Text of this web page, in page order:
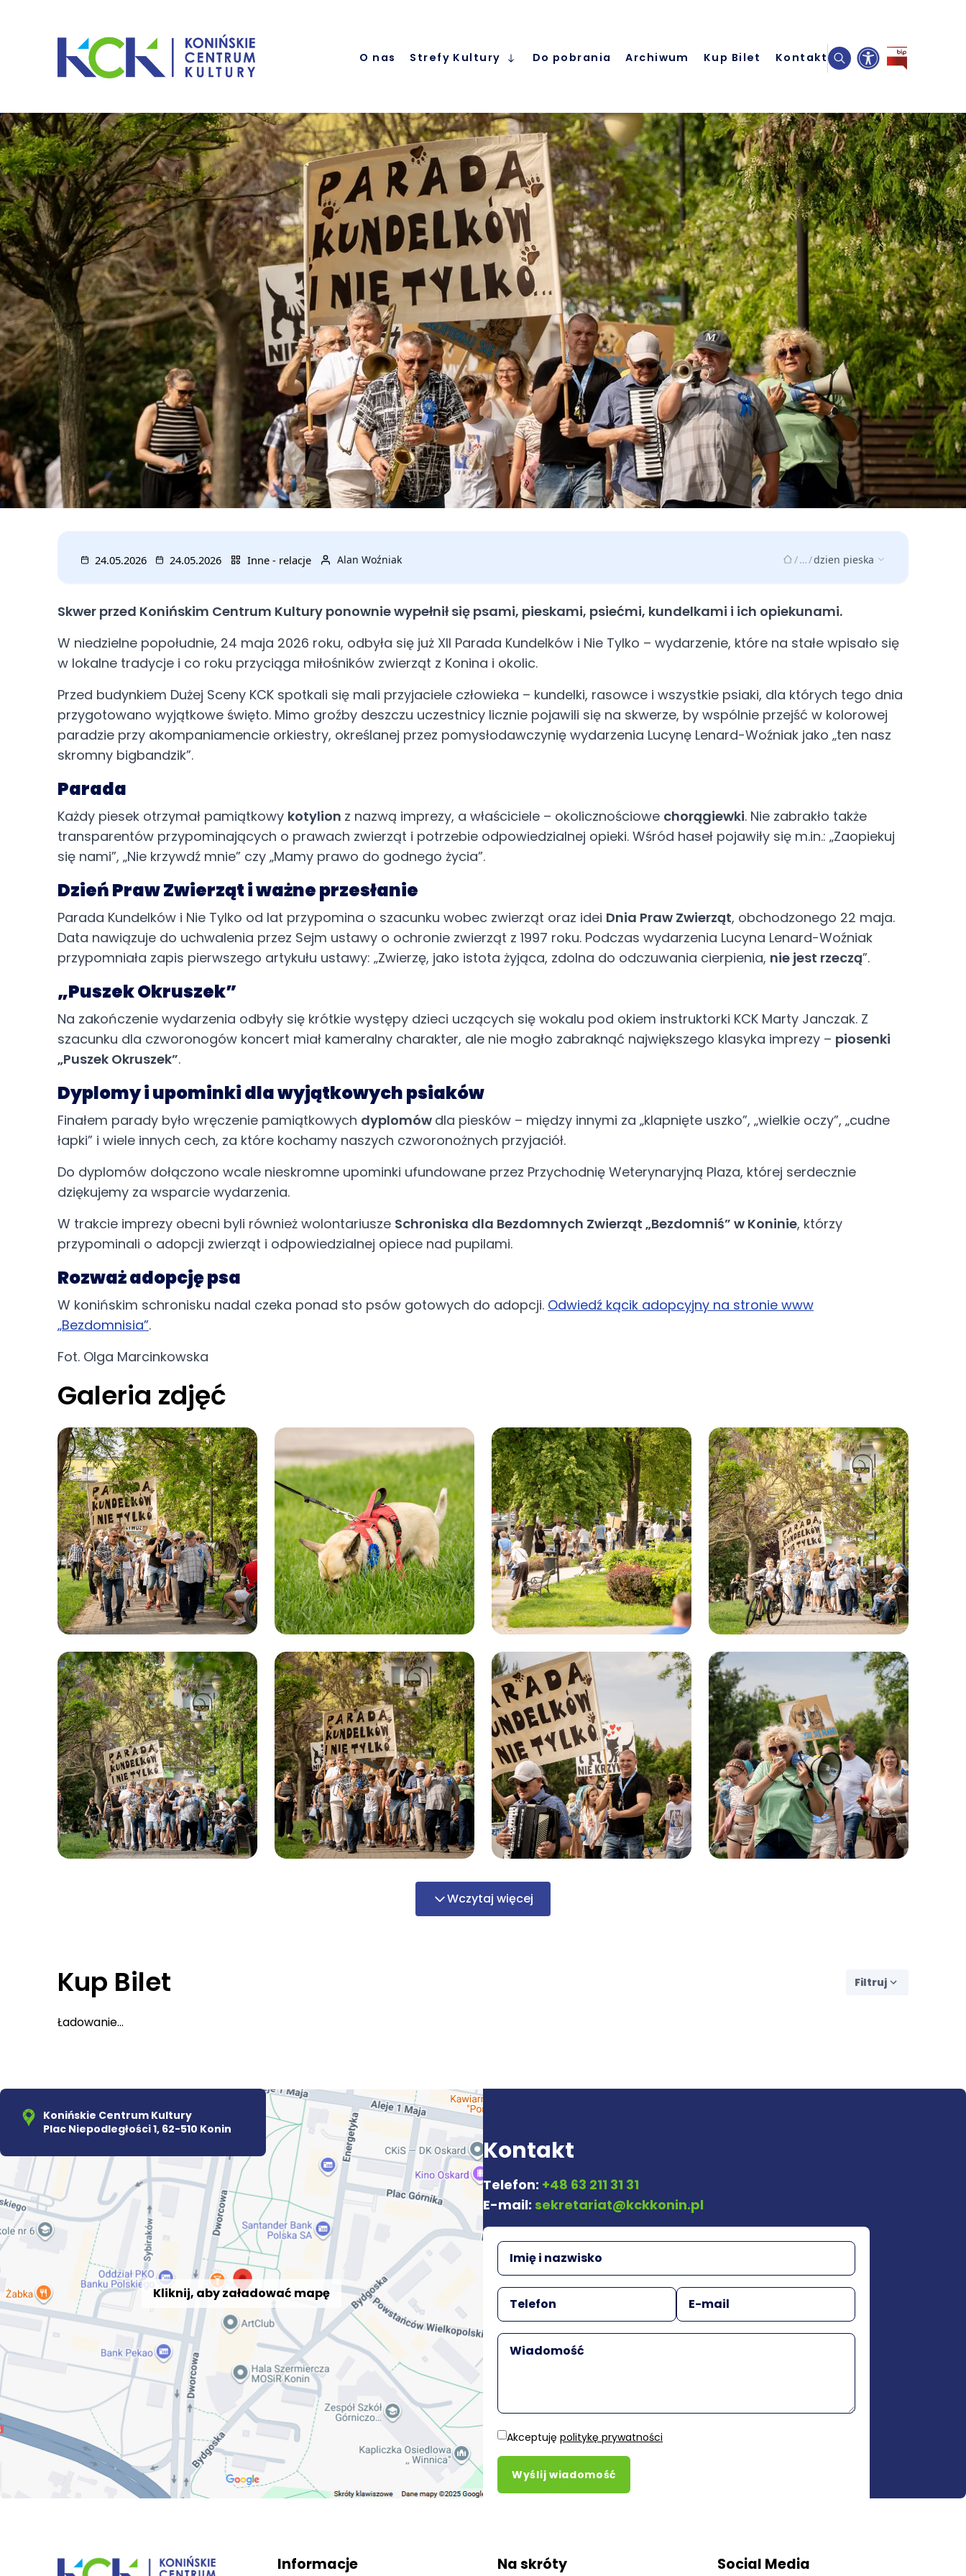
O nas Strefy Kultury Do pobrania Archiwum Kup Bilet Kontakt
Dzień Pieska
24.05.2026 24.05.2026 Inne - relacje Alan Woźniak /…/dzien pieska
Skwer przed Konińskim Centrum Kultury ponownie wypełnił się psami, pieskami, psiećmi, kundelkami i ich opiekunami.
W niedzielne popołudnie, 24 maja 2026 roku, odbyła się już XII Parada Kundelków i Nie Tylko – wydarzenie, które na stałe wpisało się
w lokalne tradycje i co roku przyciąga miłośników zwierząt z Konina i okolic.
Przed budynkiem Dużej Sceny KCK spotkali się mali przyjaciele człowieka – kundelki, rasowce i wszystkie psiaki, dla których tego dnia
przygotowano wyjątkowe święto. Mimo groźby deszczu uczestnicy licznie pojawili się na skwerze, by wspólnie przejść w kolorowej
paradzie przy akompaniamencie orkiestry, określanej przez pomysłodawczynię wydarzenia Lucynę Lenard-Woźniak jako „ten nasz
skromny bigbandzik”.
Parada
Każdy piesek otrzymał pamiątkowy kotylion z nazwą imprezy, a właściciele – okolicznościowe chorągiewki. Nie zabrakło także
transparentów przypominających o prawach zwierząt i potrzebie odpowiedzialnej opieki. Wśród haseł pojawiły się m.in.: „Zaopiekuj
się nami”, „Nie krzywdź mnie” czy „Mamy prawo do godnego życia”.
Dzień Praw Zwierząt i ważne przesłanie
Parada Kundelków i Nie Tylko od lat przypomina o szacunku wobec zwierząt oraz idei Dnia Praw Zwierząt, obchodzonego 22 maja.
Data nawiązuje do uchwalenia przez Sejm ustawy o ochronie zwierząt z 1997 roku. Podczas wydarzenia Lucyna Lenard-Woźniak
przypomniała zapis pierwszego artykułu ustawy: „Zwierzę, jako istota żyjąca, zdolna do odczuwania cierpienia, nie jest rzeczą”.
„Puszek Okruszek”
Na zakończenie wydarzenia odbyły się krótkie występy dzieci uczących się wokalu pod okiem instruktorki KCK Marty Janczak. Z
szacunku dla czworonogów koncert miał kameralny charakter, ale nie mogło zabraknąć największego klasyka imprezy – piosenki
„Puszek Okruszek”.
Dyplomy i upominki dla wyjątkowych psiaków
Finałem parady było wręczenie pamiątkowych dyplomów dla piesków – między innymi za „klapnięte uszko”, „wielkie oczy”, „cudne
łapki” i wiele innych cech, za które kochamy naszych czworonożnych przyjaciół.
Do dyplomów dołączono wcale nieskromne upominki ufundowane przez Przychodnię Weterynaryjną Plaza, której serdecznie
dziękujemy za wsparcie wydarzenia.
W trakcie imprezy obecni byli również wolontariusze Schroniska dla Bezdomnych Zwierząt „Bezdomniś” w Koninie, którzy
przypominali o adopcji zwierząt i odpowiedzialnej opiece nad pupilami.
Rozważ adopcję psa
W konińskim schronisku nadal czeka ponad sto psów gotowych do adopcji. Odwiedź kącik adopcyjny na stronie www
„Bezdomnisia”.
Fot. Olga Marcinkowska
Galeria zdjęć
Wczytaj więcej
Kup Bilet Filtruj
Ładowanie...
Kliknij, aby załadować mapę
Konińskie Centrum Kultury
Plac Niepodległości 1, 62-510 Konin
Kontakt
Telefon: +48 63 211 31 31
E-mail: sekretariat@kckkonin.pl
Akceptuję politykę prywatności
Wyślij wiadomość
Informacje Na skróty Social Media